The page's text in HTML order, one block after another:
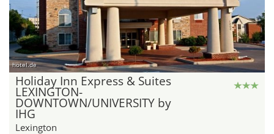
hotel.de
Holiday Inn Express & Suites
LEXINGTON-
DOWNTOWN/UNIVERSITY by
IHG
Lexington